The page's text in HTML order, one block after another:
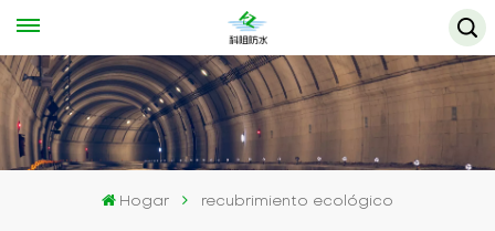
Hogar recubrimiento ecológico